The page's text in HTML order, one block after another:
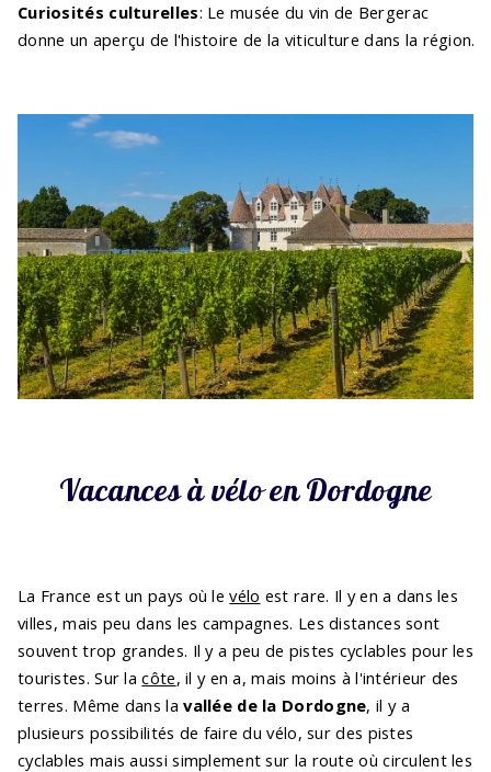
Curiosités culturelles: Le musée du vin de Bergerac
donne un aperçu de l'histoire de la viticulture dans la région.
Vacances à vélo en Dordogne
La France est un pays où levélo est rare. Il y en a dans les
villes, mais peu dans les campagnes. Les distances sont
souvent trop grandes. Il y a peu de pistes cyclables pour les
touristes. Sur lacôte, il y en a, mais moins à l'intérieur des
terres. Même dans lavallée de la Dordogne, il y a
plusieurs possibilités de faire du vélo, sur des pistes
cyclables mais aussi simplement sur la route où circulent les